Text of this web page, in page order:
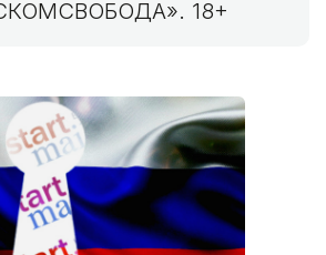
18+